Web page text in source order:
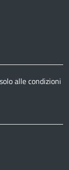
alle condizioni